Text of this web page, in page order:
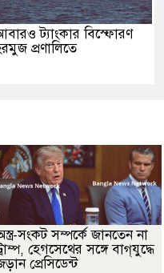
ট্যাংকার বিস্ফোরণ
প্রণালিতে
সংকট সম্পর্কে জানতেন না
হেগসেথের সঙ্গে বাগ্‌যুদ্ধে
প্রেসিডেন্ট